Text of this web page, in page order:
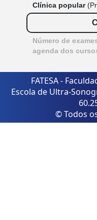
Clínica popular
Número de
agenda dos
FATESA -
Escola de Ultra-
© Todos